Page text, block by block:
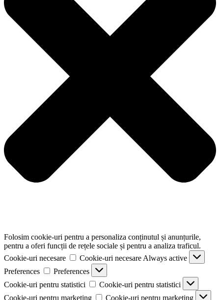
Folosim cookie-uri pentru a personaliza conținutul și anunțurile,
pentru a oferi funcții de rețele sociale și pentru a analiza traficul.
Cookie-uri necesare
Cookie-uri necesare Always active
Preferences
Preferences
Cookie-uri pentru statistici
Cookie-uri pentru statistici
Cookie-uri pentru marketing
Cookie-uri pentru marketing